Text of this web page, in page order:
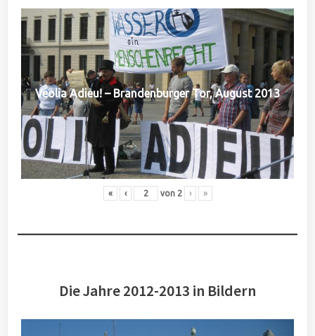
Veolia Adieu! – Brandenburger Tor, August 2013
« ‹ von 2 › »
Die Jahre 2012-2013 in Bildern